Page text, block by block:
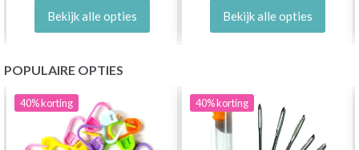
Bekijk alle opties Bekijk alle opties
POPULAIRE OPTIES
40%korting 40%korting